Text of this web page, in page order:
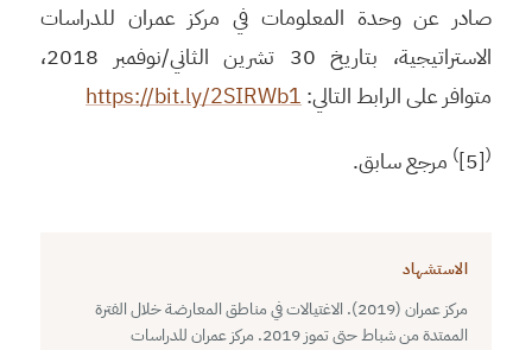
صادر عن وحدة المعلومات في مركز عمران للدراسات
الاستراتيجية، بتاريخ 30 تشرين الثاني/نوفمبر 2018،
متوافر على الرابط التالي: https://bit.ly/2SIRWb1
(
[5]
) مرجع سابق.
الاستشهاد
مركز عمران (2019). الاغتيالات في مناطق المعارضة خلال الفترة
الممتدة من شباط حتى تموز 2019. مركز عمران للدراسات